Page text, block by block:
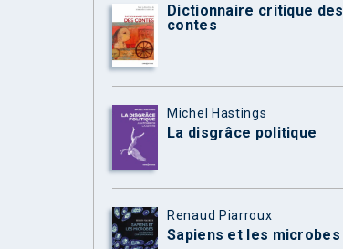
Dictionnaire critique des
contes
Michel Hastings
La disgrâce politique
Renaud Piarroux
Sapiens et les microbes